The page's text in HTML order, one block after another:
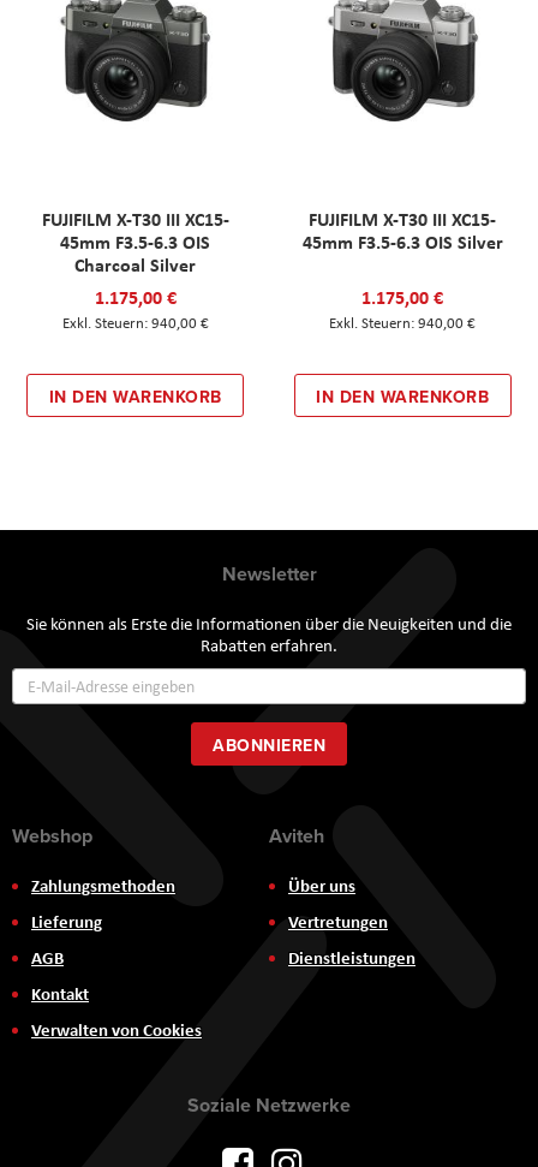
FUJIFILM X-T30 III XC15-
45mm F3.5-6.3 OIS
Charcoal Silver
1.175,00 €
940,00 €
IN DEN WARENKORB
FUJIFILM X-T30 III XC15-
45mm F3.5-6.3 OIS Silver
1.175,00 €
940,00 €
IN DEN WARENKORB
Newsletter
Sie können als Erste die Informationen über die Neuigkeiten und die
Rabatten erfahren.
zum
Newsletter:
ABONNIEREN
Webshop
Zahlungsmethoden
Lieferung
AGB
Kontakt
Verwalten von Cookies
Aviteh
Über uns
Vertretungen
Dienstleistungen
Soziale Netzwerke